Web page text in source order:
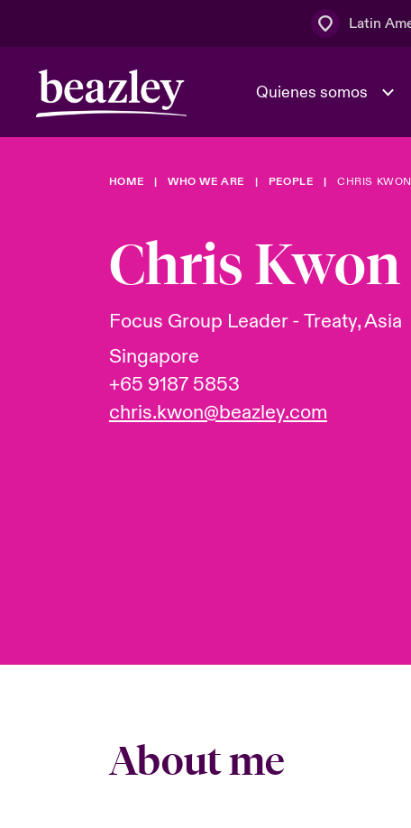
Latin
Quienes somos
Quienes somos
El Consejo y
Cultura y
Novedades y Eventos
Eventos
Área de clientes Clientes ciber
HOME WHO WE ARE PEOPLE CHRIS KWON
Chris Kwon
Focus Group Leader - Treaty, Asia
Singapore
+65 9187 5853
chris.kwon@beazley.com
About me